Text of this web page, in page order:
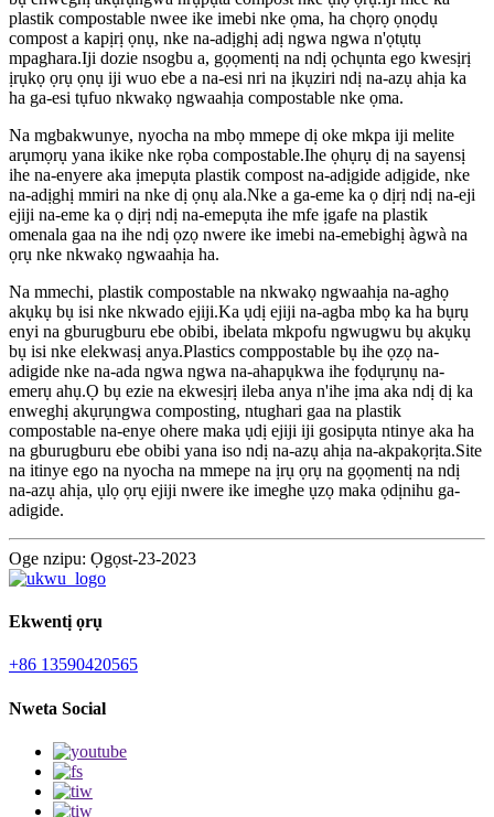
plastik compostable nwee ike imebi nke ọma, ha chọrọ ọnọdụ
compost a kapịrị ọnụ, nke na-adịghị adị ngwa ngwa n'ọtụtụ
mpaghara.Iji dozie nsogbu a, gọọmentị na ndị ọchụnta ego kwesịrị
ịrụkọ ọrụ ọnụ iji wuo ebe a na-esi nri na ịkụziri ndị na-azụ ahịa ka
ha ga-esi tụfuo nkwakọ ngwaahịa compostable nke ọma.
Na mgbakwunye, nyocha na mbọ mmepe dị oke mkpa iji melite
arụmọrụ yana ikike nke rọba compostable.Ihe ọhụrụ dị na sayensị
ihe na-enyere aka ịmepụta plastik compost na-adịgide adịgide, nke
na-adịghị mmiri na nke dị ọnụ ala.Nke a ga-eme ka ọ dịrị ndị na-eji
ejiji na-eme ka ọ dịrị ndị na-emepụta ihe mfe ịgafe na plastik
omenala gaa na ihe ndị ọzọ nwere ike imebi na-emebighị àgwà na
ọrụ nke nkwakọ ngwaahịa ha.
Na mmechi, plastik compostable na nkwakọ ngwaahịa na-aghọ
akụkụ bụ isi nke nkwado ejiji.Ka ụdị ejiji na-agba mbọ ka ha bụrụ
enyi na gburugburu ebe obibi, ibelata mkpofu ngwugwu bụ akụkụ
bụ isi nke elekwasị anya.Plastics comppostable bụ ihe ọzọ na-
adigide nke na-ada ngwa ngwa na-ahapụkwa ihe fọdụrụnụ na-
emerụ ahụ.Ọ bụ ezie na ekwesịrị ileba anya n'ihe ịma aka ndị dị ka
enweghị akụrụngwa composting, ntughari gaa na plastik
compostable na-enye ohere maka ụdị ejiji iji gosipụta ntinye aka ha
na gburugburu ebe obibi yana iso ndị na-azụ ahịa na-akpakọrịta.Site
na itinye ego na nyocha na mmepe na ịrụ ọrụ na gọọmentị na ndị
na-azụ ahịa, ụlọ ọrụ ejiji nwere ike imeghe ụzọ maka ọdịnihu ga-
adigide.
Oge nzipu: Ọgọst-23-2023
Ekwentị ọrụ
+86 13590420565
Nweta Social